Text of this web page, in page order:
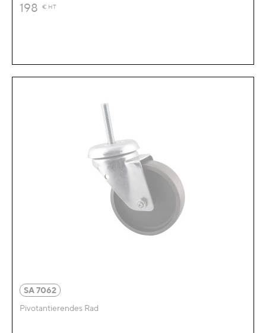
198 € HT
SA 7062
Pivotantierendes Rad